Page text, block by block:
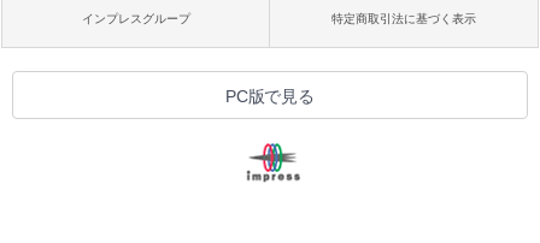
インプレスグループ 特定商取引法に基づく表示
PC版で見る